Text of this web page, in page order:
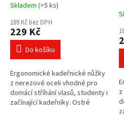
Průměrné
hodnocení
produktu
je
5,0
hvězdiček.
Skladem (>5 ks)
189 Kč bez DPH
229 Kč
Do košíku
Ergonomické kadeřnické nůžky
z nerezové oceli vhodné pro
domácí stříhání vlasů, studenty i
začínající kadeřníky. Ostré